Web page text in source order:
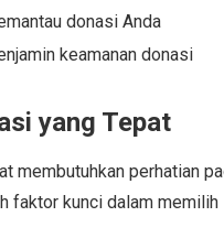
donasi Anda
keamanan donasi
yang Tepat
membutuhkan perhatian
faktor kunci dalam memilih